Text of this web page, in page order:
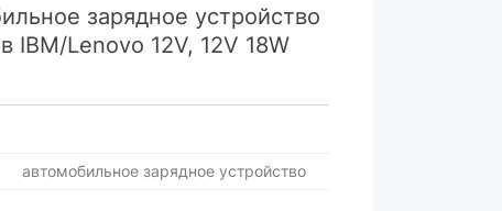
зарядное устройство
IBM/Lenovo 12V, 12V 18W
автомобильное зарядное устройство